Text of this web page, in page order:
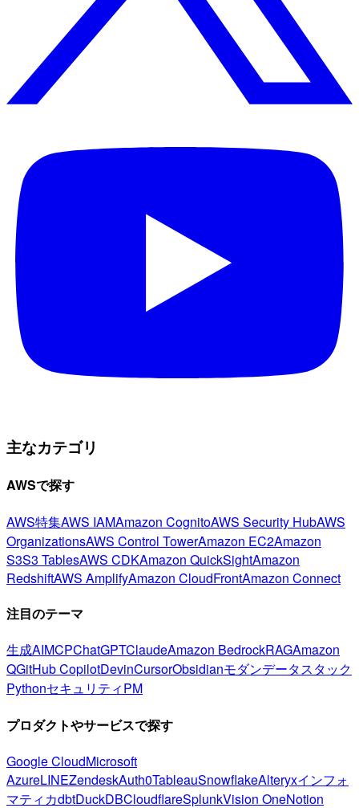
主なカテゴリ
AWSで探す
AWS特集AWS IAMAmazon CognitoAWS Security HubAWS
OrganizationsAWS Control TowerAmazon EC2Amazon
S3S3 TablesAWS CDKAmazon QuickSightAmazon
RedshiftAWS AmplifyAmazon CloudFrontAmazon Connect
注目のテーマ
生成AIMCPChatGPTClaudeAmazon BedrockRAGAmazon
QGitHub CopilotDevinCursorObsidianモダンデータスタック
PythonセキュリティPM
プロダクトやサービスで探す
Google CloudMicrosoft
AzureLINEZendeskAuth0TableauSnowflakeAlteryxインフォ
マティカdbtDuckDBCloudflareSplunkVision OneNotion